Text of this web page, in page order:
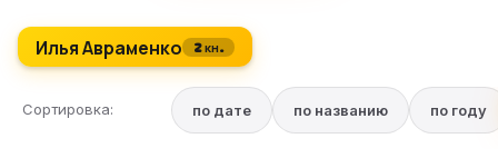
Илья Авраменко 2 кн.
Сортировка: по дате по названию по году